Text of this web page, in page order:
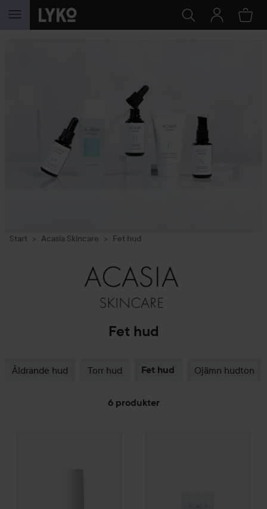
HOPPA TILL INNEHÅLLET
Start Acasia Skincare Fet hud
Fet hud
Åldrande hud Torr hud Fet hud Ojämn hudton
6 produkter